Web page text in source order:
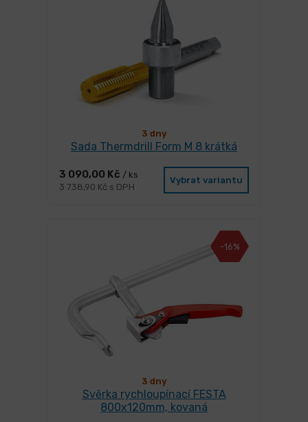
3 dny
Sada Thermdrill Form M 8 krátká
3 090,00 Kč / ks
3 738,90 Kč s DPH
Vybrat variantu
-16%
3 dny
Svěrka rychloupínací FESTA
800x120mm, kovaná